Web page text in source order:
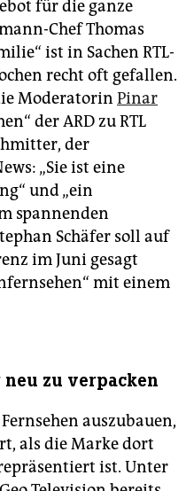
für die ganze
Chef Thomas
ist in Sachen RTL-
recht oft gefallen.
Moderatorin Pinar
der ARD zu RTL
der
„Sie ist eine
und „ein
spannenden
Schäfer soll auf
im Juni gesagt
mit einem
zu verpacken
auszubauen,
als die Marke dort
ist. Unter